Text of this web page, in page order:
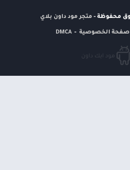
متجر مود داون بلاي
صفحة الخصوصية DMCA